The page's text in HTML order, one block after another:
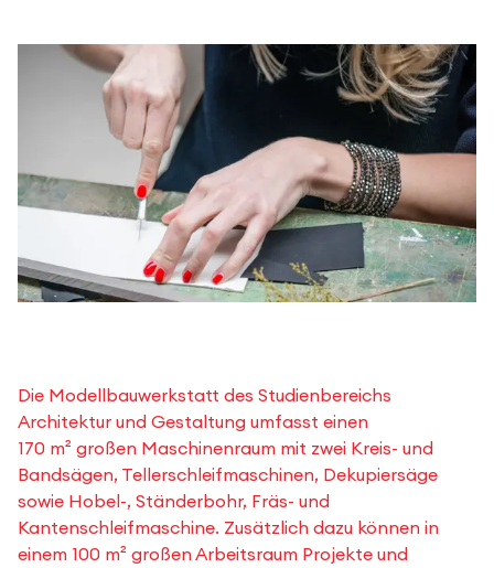
Die Modellbauwerkstatt des Studienbereichs
Architektur und Gestaltung umfasst einen
170 m² großen Maschinenraum mit zwei Kreis- und
Bandsägen, Tellerschleifmaschinen, Dekupiersäge
sowie Hobel-, Ständerbohr, Fräs- und
Kantenschleifmaschine. Zusätzlich dazu können in
einem 100 m² großen Arbeitsraum Projekte und